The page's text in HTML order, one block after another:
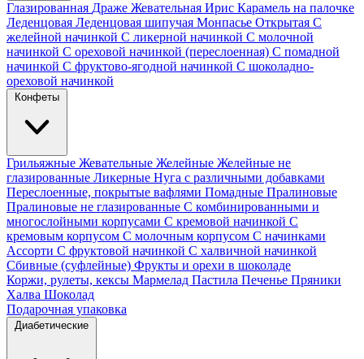
Глазированная Драже Жевательная Ирис Карамель на палочке
Леденцовая Леденцовая шипучая Монпасье Открытая С
желейной начинкой С ликерной начинкой С молочной
начинкой С ореховой начинкой (переслоенная) С помадной
начинкой С фруктово-ягодной начинкой С шоколадно-
ореховой начинкой
Конфеты
Грильяжные Жевательные Желейные Желейные не
глазированные Ликерные Нуга с различными добавками
Переслоенные, покрытые вафлями Помадные Пралиновые
Пралиновые не глазированные С комбинированными и
многослойными корпусами С кремовой начинкой С
кремовым корпусом С молочным корпусом С начинками
Ассорти С фруктовой начинкой С халвичной начинкой
Сбивные (суфлейные) Фрукты и орехи в шоколаде
Коржи, рулеты, кексы Мармелад Пастила Печенье Пряники
Халва Шоколад
Подарочная упаковка
Диабетические